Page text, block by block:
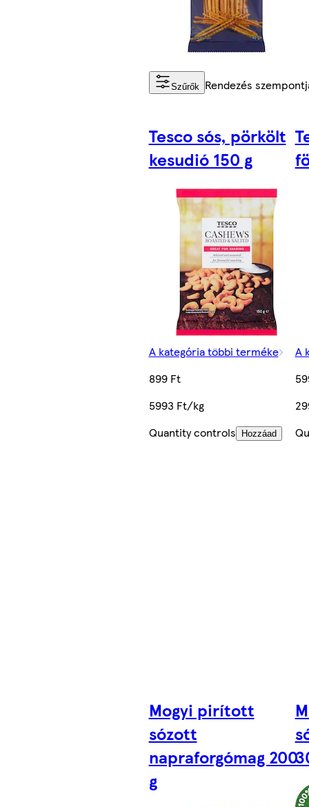
Szűrők Rendezés
Tesco sós, pörkölt
kesudió 150 g
A kategória többi terméke
899 Ft
5993 Ft/kg
Quantity controls
Hozzáad
A
Mogyi pirított
sózott
napraforgómag 200
g